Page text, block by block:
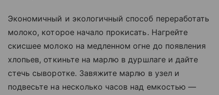
Экономичный и экологичный способ переработать
молоко, которое начало прокисать. Нагрейте
скисшее молоко на медленном огне до появления
хлопьев, откиньте на марлю в дуршлаге и дайте
стечь сыворотке. Завяжите марлю в узел и
подвесьте на несколько часов над емкостью —